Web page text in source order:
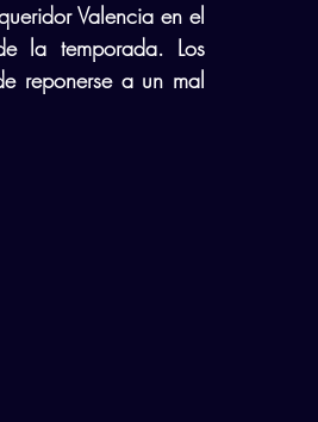
Valencia en el
la temporada. Los
reponerse a un mal